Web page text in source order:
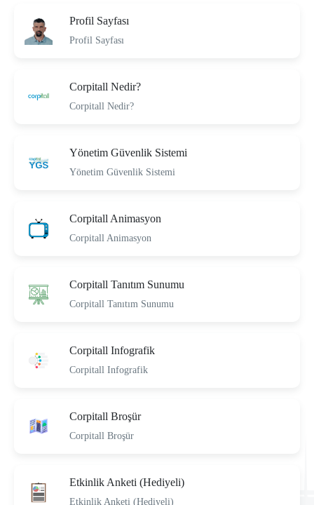
Profil Sayfası
Profil Sayfası
Corpitall Nedir?
Corpitall Nedir?
Yönetim Güvenlik Sistemi
Yönetim Güvenlik Sistemi
Corpitall Animasyon
Corpitall Animasyon
Corpitall Tanıtım Sunumu
Corpitall Tanıtım Sunumu
Corpitall Infografik
Corpitall Infografik
Corpitall Broşür
Corpitall Broşür
Etkinlik Anketi (Hediyeli)
Etkinlik Anketi (Hediyeli)